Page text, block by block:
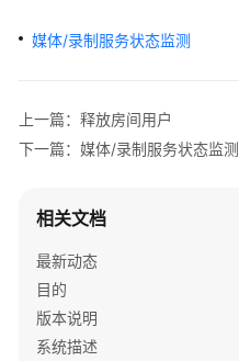
态
指
南
参
考
常
见
问
媒体/录制服务状态监测
上一篇：释放房间用户
下一篇：媒体/录制服务状态监测
相关文档
最新动态
目的
版本说明
系统描述